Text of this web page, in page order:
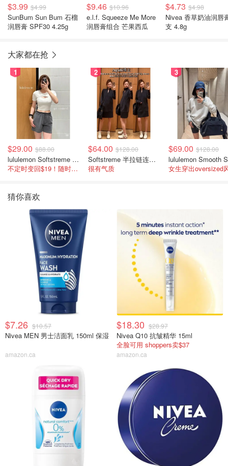
$3.99 $4.99
SunBum Sun Bum 石榴
润唇膏 SPF30 4.25g
$9.46 $10.96
e.l.f. Squeeze Me More
润唇膏组合 芒果西瓜
$4.73 $4.98
Nivea 香草奶油润唇
支 4.8g
大家都在抢
1
$29.00 $88.00
lululemon Softstreme 女士高腰短裤 10cm
不定时变回$19！随时点进来看
2
$64.00 $128.00
Softstreme 半拉链连衣裙
很有气质
3
$69.00 $128.00
女生穿出oversized
猜你喜欢
$7.26 $10.57
Nivea MEN 男士洁面乳 150ml 保湿
amazon.ca
$18.30 $28.97
Nivea Q10 抗皱精华 15ml
全脸可用 shoppers卖$37
amazon.ca